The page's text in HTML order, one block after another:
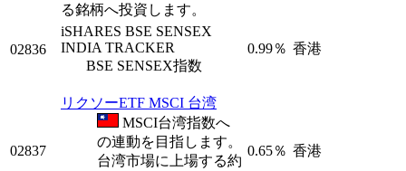
る銘柄へ投資します。
02836
iSHARES BSE SENSEX
INDIA TRACKER
BSE SENSEX指数
0.99％ 香港
02837
リクソーETF MSCI 台湾
MSCI台湾指数へ
の連動を目指します。
台湾市場に上場する約
0.65％ 香港